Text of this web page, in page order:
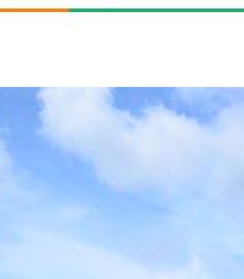
jungle-tours-